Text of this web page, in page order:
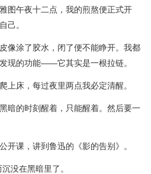
图午夜十二点，我的煎熬便正式开
己。
像涂了胶水，闭了便不能睁开。我都
现的功能——它其实是一根拉链。
上床，每过夜里两点我必定清醒。
暗的时刻醒着，只能醒着。然后要一
开课，讲到鲁迅的《影的告别》。
没在黑暗里了。